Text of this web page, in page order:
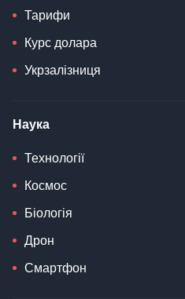
Тарифи
Курс долара
Укрзалізниця
Наука
Технології
Космос
Біологія
Дрон
Смартфон